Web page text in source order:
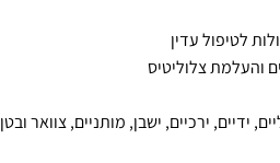
והעלמת צלוליטיס
ידיים, ירכיים, ישבן, מותניים, צוואר ובטן